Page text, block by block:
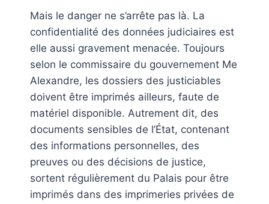
Mais le danger ne s’arrête pas là. La
confidentialité des données judiciaires est
elle aussi gravement menacée. Toujours
selon le commissaire du gouvernement Me
Alexandre, les dossiers des justiciables
doivent être imprimés ailleurs, faute de
matériel disponible. Autrement dit, des
documents sensibles de l’État, contenant
des informations personnelles, des
preuves ou des décisions de justice,
sortent régulièrement du Palais pour être
imprimés dans des imprimeries privées de